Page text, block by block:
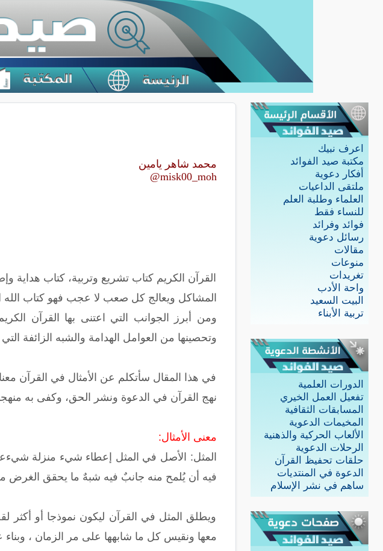
اعرف نبيك
مكتبة صيد الفوائد
أفكار دعوية
ملتقى الداعيات
العلماء وطلبة العلم
للنساء فقط
فوائد وفرائد
رسائل دعوية
مقالات
منوعات
تغريدات
واحة الأدب
البيت السعيد
تربية الأبناء
الدورات العلمية
تفعيل العمل الخيري
المسابقات الثقافية
المخيمات الدعوية
الألعاب الحركية والذهنية
الرحلات الدعوية
حلقات تحفيظ القرآن
الدعوة في المنتديات
ساهم في نشر الإسلام
محمد شاهر يامين
misk00_moh@
القرآن الكريم كتاب تشريع وتربية، كتاب
المشاكل ويعالج كل صعب لا عجب فهو كتاب الله
ومن أبرز الجوانب التي اعتنى بها القرآن
وتحصينها من العوامل الهدامة والشبه الزائفة
في هذا المقال سأتكلم عن الأمثال في القرآن
نهج القرآن في الدعوة ونشر الحق، وكفى به
معنى الأمثال:
المثل: الأصل في المثل إعطاء شيء منزلة
فيه أن يُلمح منه جانبٌ فيه شبهٌ ما يحقق الغرض
ويطلق المثل في القرآن ليكون نموذجا أو أكثر
معها ونقيس كل ما شابهها على مر الزمان ، وبناء